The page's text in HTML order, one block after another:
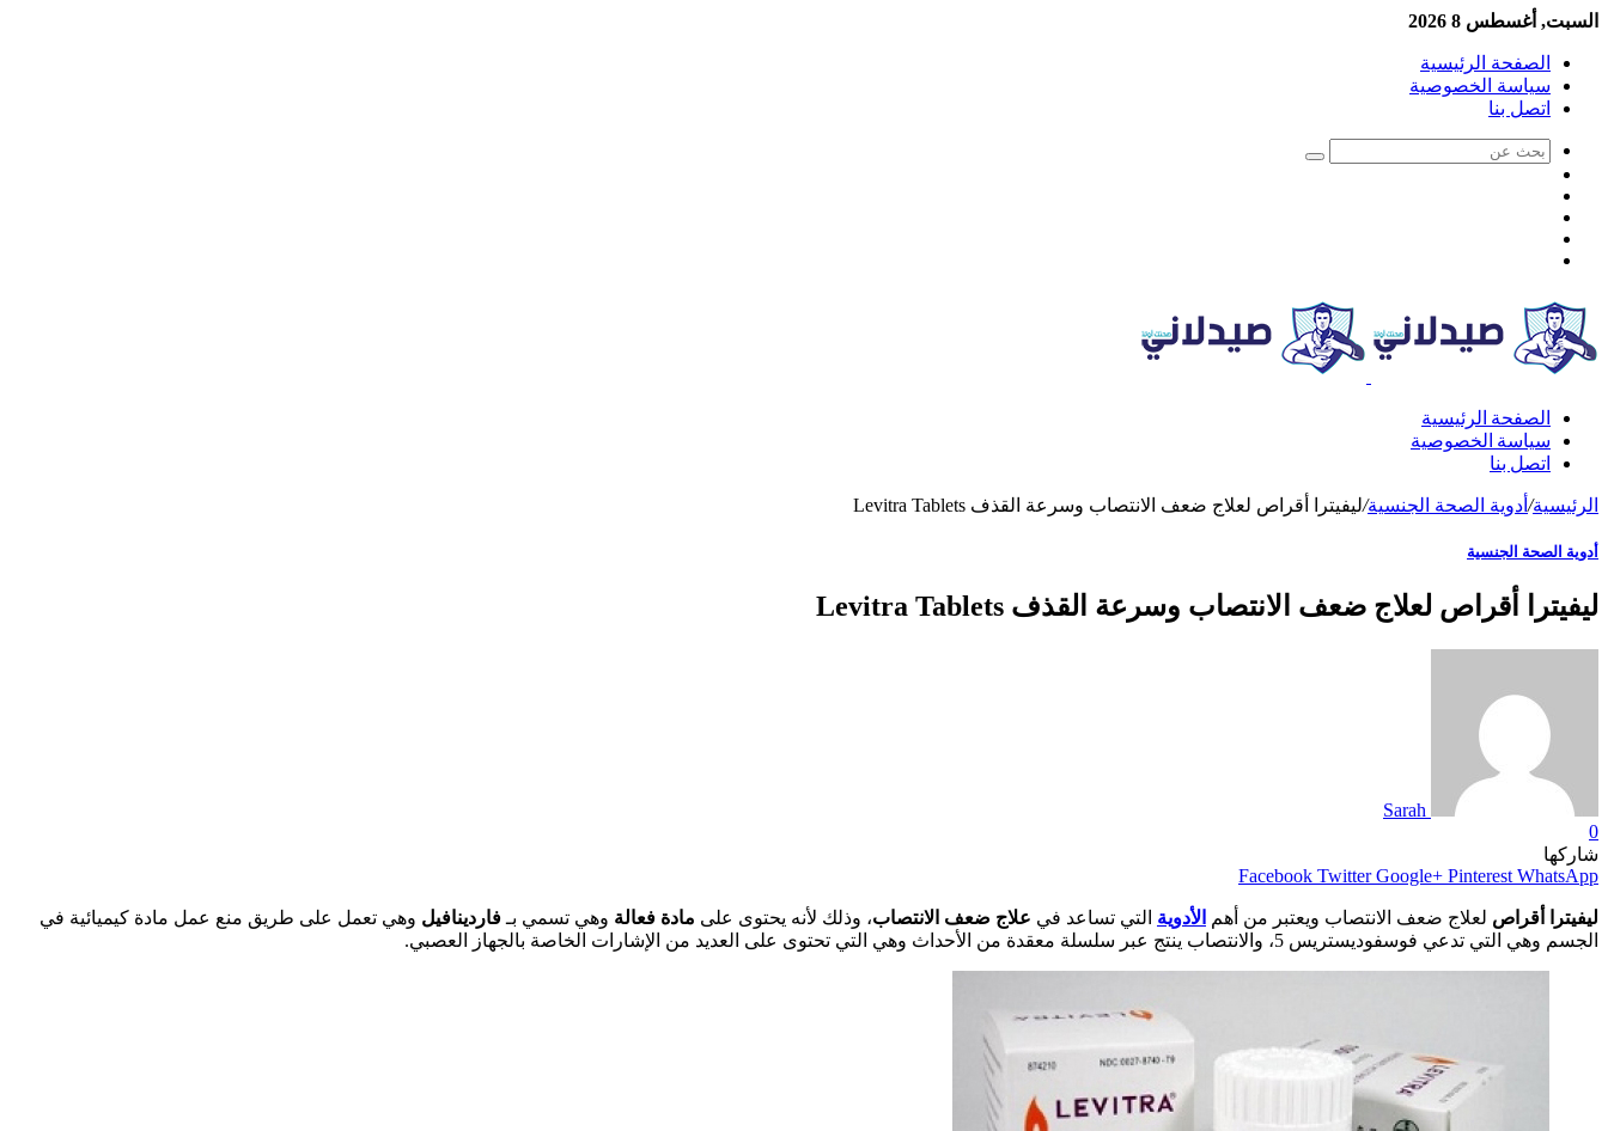
السبت, أغسطس 8 2026
الصفحة الرئيسية
سياسة الخصوصية
اتصل بنا
الصفحة الرئيسية
سياسة الخصوصية
اتصل بنا
الرئيسية/ أدوية الصحة الجنسية/ليفيترا أقراص لعلاج ضعف الانتصاب وسرعة القذف Levitra Tablets
أدوية الصحة الجنسية
ليفيترا أقراص لعلاج ضعف الانتصاب وسرعة القذف Levitra Tablets
Sarah
0
شاركها
Facebook Twitter Google+ Pinterest WhatsApp
ليفيترا أقراص لعلاج ضعف الانتصاب ويعتبر من أهم الأدوية التي تساعد في علاج ضعف الانتصاب، وذلك لأنه يحتوى على مادة فعالة وهي تسمي بـ فاردينافيل وهي تعمل على طريق منع عمل مادة كيميائية في
الجسم وهي التي تدعي فوسفوديستريس 5، والانتصاب ينتج عبر سلسلة معقدة من الأحداث وهي التي تحتوى على العديد من الإشارات الخاصة بالجهاز العصبي.